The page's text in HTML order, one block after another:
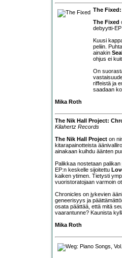
The
The Fixed
debyytti-
Kuusi
peliin.
ainakin
ohjus ei
On
riffeistä ja
saadaan
Mika Roth
The Nik Hall Project:
Kilahertz Records
The Nik Hall Project on
kitarapainotteista
ainakaan kuihdu äänten
Palikkaa nostetaan
EP:n keskelle sijoitettu
kaiken ytimen. Tietysti
vuoristoratojaan varmoin
Chronicles on jykevien
geneerisyys ja
osata päättää, että mitä
vaarantunne? Kaunista
Mika Roth